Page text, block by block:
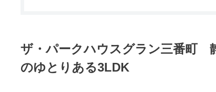
ザ・パークハウスグラン三番町
のゆとりある3LDK